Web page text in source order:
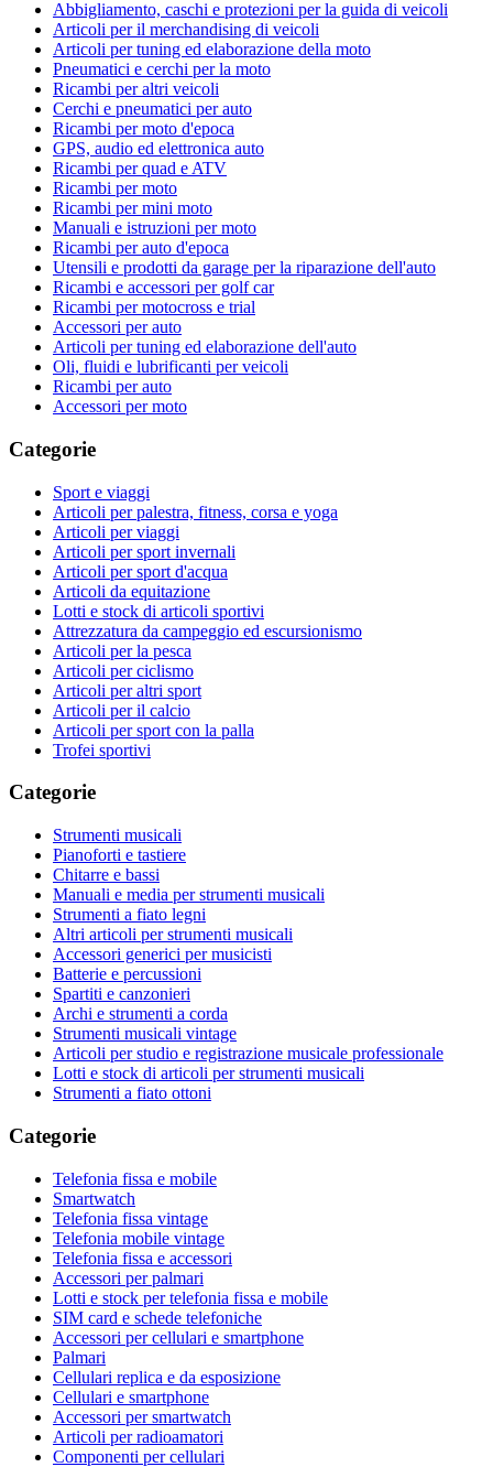
Abbigliamento, caschi e protezioni per la guida di veicoli
Articoli per il merchandising di veicoli
Articoli per tuning ed elaborazione della moto
Pneumatici e cerchi per la moto
Ricambi per altri veicoli
Cerchi e pneumatici per auto
Ricambi per moto d'epoca
GPS, audio ed elettronica auto
Ricambi per quad e ATV
Ricambi per moto
Ricambi per mini moto
Manuali e istruzioni per moto
Ricambi per auto d'epoca
Utensili e prodotti da garage per la riparazione dell'auto
Ricambi e accessori per golf car
Ricambi per motocross e trial
Accessori per auto
Articoli per tuning ed elaborazione dell'auto
Oli, fluidi e lubrificanti per veicoli
Ricambi per auto
Accessori per moto
Categorie
Sport e viaggi
Articoli per palestra, fitness, corsa e yoga
Articoli per viaggi
Articoli per sport invernali
Articoli per sport d'acqua
Articoli da equitazione
Lotti e stock di articoli sportivi
Attrezzatura da campeggio ed escursionismo
Articoli per la pesca
Articoli per ciclismo
Articoli per altri sport
Articoli per il calcio
Articoli per sport con la palla
Trofei sportivi
Categorie
Strumenti musicali
Pianoforti e tastiere
Chitarre e bassi
Manuali e media per strumenti musicali
Strumenti a fiato legni
Altri articoli per strumenti musicali
Accessori generici per musicisti
Batterie e percussioni
Spartiti e canzonieri
Archi e strumenti a corda
Strumenti musicali vintage
Articoli per studio e registrazione musicale professionale
Lotti e stock di articoli per strumenti musicali
Strumenti a fiato ottoni
Categorie
Telefonia fissa e mobile
Smartwatch
Telefonia fissa vintage
Telefonia mobile vintage
Telefonia fissa e accessori
Accessori per palmari
Lotti e stock per telefonia fissa e mobile
SIM card e schede telefoniche
Accessori per cellulari e smartphone
Palmari
Cellulari replica e da esposizione
Cellulari e smartphone
Accessori per smartwatch
Articoli per radioamatori
Componenti per cellulari